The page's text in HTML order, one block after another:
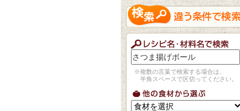
※複数の言葉で検索する場合は、
半角スペースで区切ってください。